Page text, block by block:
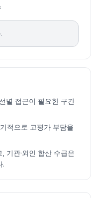
별 접근이 필요한 구간
적으로 고평가 부담을
기관·외인 합산 수급은
.